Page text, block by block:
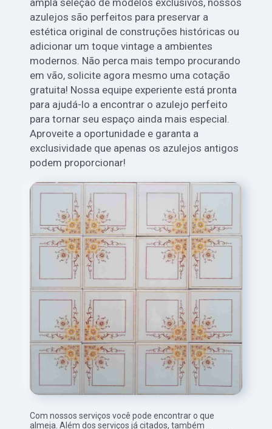
ampla seleção de modelos exclusivos, nossos
azulejos são perfeitos para preservar a
estética original de construções históricas ou
adicionar um toque vintage a ambientes
modernos. Não perca mais tempo procurando
em vão, solicite agora mesmo uma cotação
gratuita! Nossa equipe experiente está pronta
para ajudá-lo a encontrar o azulejo perfeito
para tornar seu espaço ainda mais especial.
Aproveite a oportunidade e garanta a
exclusividade que apenas os azulejos antigos
podem proporcionar!
Com nossos serviços você pode encontrar o que
almeja. Além dos serviços já citados, também